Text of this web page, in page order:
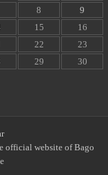
8
9
15
16
22
23
29
30
official website of Bago